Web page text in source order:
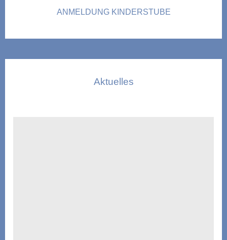
ANMELDUNG KINDERSTUBE
Aktuelles